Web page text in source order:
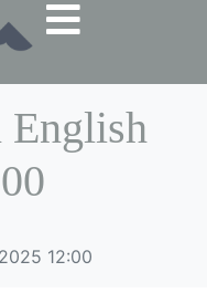
English
12:00